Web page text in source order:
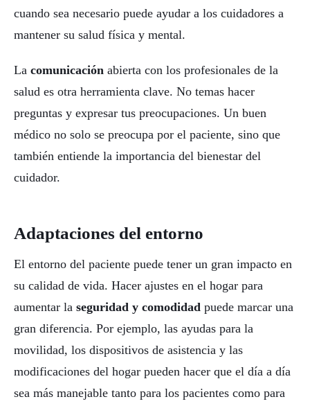
cuando sea necesario puede ayudar a los cuidadores a
mantener su salud física y mental.
La comunicación abierta con los profesionales de la
salud es otra herramienta clave. No temas hacer
preguntas y expresar tus preocupaciones. Un buen
médico no solo se preocupa por el paciente, sino que
también entiende la importancia del bienestar del
cuidador.
Adaptaciones del entorno
El entorno del paciente puede tener un gran impacto en
su calidad de vida. Hacer ajustes en el hogar para
aumentar la seguridad y comodidad puede marcar una
gran diferencia. Por ejemplo, las ayudas para la
movilidad, los dispositivos de asistencia y las
modificaciones del hogar pueden hacer que el día a día
sea más manejable tanto para los pacientes como para